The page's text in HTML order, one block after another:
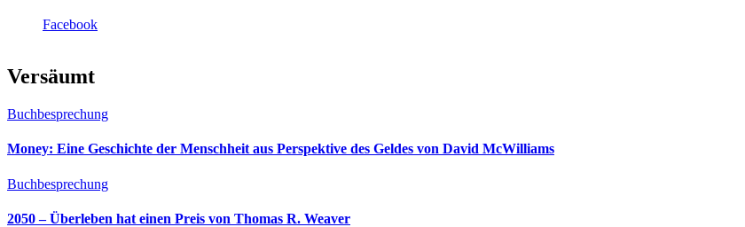
Facebook
Versäumt
Buchbesprechung
Money: Eine Geschichte der Menschheit aus Perspektive des Geldes von David McWilliams
Buchbesprechung
2050 – Überleben hat einen Preis von Thomas R. Weaver